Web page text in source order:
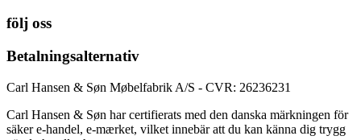
följ oss
Betalningsalternativ
Carl Hansen & Søn Møbelfabrik A/S - CVR: 26236231
Carl Hansen & Søn har certifierats med den danska märkningen för
säker e-handel, e-mærket, vilket innebär att du kan känna dig trygg